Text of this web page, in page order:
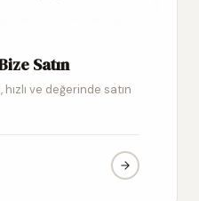
Satın
ve değerinde satın